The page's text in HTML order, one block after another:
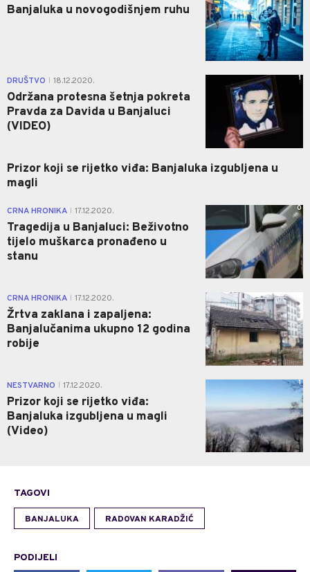
Banjaluka u novogodišnjem ruhu
DRUŠTVO 18.12.2020.
Održana protesna šetnja pokreta
Pravda za Davida u Banjaluci
(VIDEO)
1
Prizor koji se rijetko viđa: Banjaluka izgubljena u
magli
CRNA HRONIKA 17.12.2020.
Tragedija u Banjaluci: Beživotno
tijelo muškarca pronađeno u
stanu
0
CRNA HRONIKA 17.12.2020.
Žrtva zaklana i zapaljena:
Banjalučanima ukupno 12 godina
robije
NESTVARNO 17.12.2020.
Prizor koji se rijetko viđa:
Banjaluka izgubljena u magli
(Video)
1
TAGOVI
BANJALUKA RADOVAN KARADŽIĆ
PODIJELI